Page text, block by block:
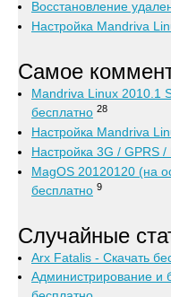
Восстановление
Настройка Mandriva
Самое
Mandriva Linux 2010.1
бесплатно 28
Настройка Mandriva
Настройка 3G / GPRS
MagOS 20120120 (на
бесплатно 9
Случайные
Arx Fatalis - Скачать
Администрирование и